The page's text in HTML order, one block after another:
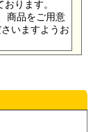
ります。
商品をご用意
いますようお